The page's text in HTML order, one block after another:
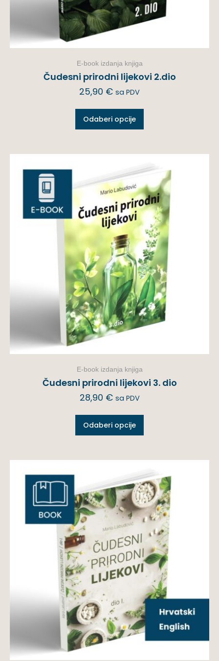
E-book izdanja knjiga
Čudesni prirodni lijekovi 2.dio
25,90 € sa PDV
Odaberi opcije
E-book izdanja knjiga
Čudesni prirodni lijekovi 3. dio
28,90 € sa PDV
Odaberi opcije